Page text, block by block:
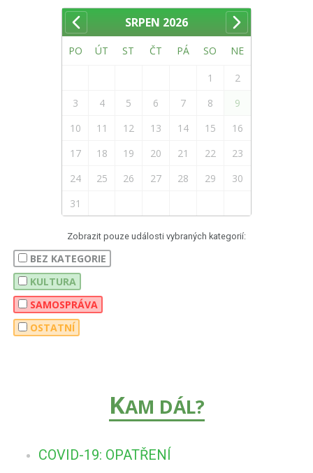
SRPEN 2026
PO ÚT ST ČT PÁ SO NE
1
2
3
4 5 6 7 8
9
10
11 12 13 14 15
16
17
18 19 20 21 22
23
24
25 26 27 28 29
30
31
Zobrazit pouze události vybraných kategorií:
BEZ KATEGORIE
KULTURA
SAMOSPRÁVA
OSTATNÍ
KAM DÁL?
COVID-19: OPATŘENÍ